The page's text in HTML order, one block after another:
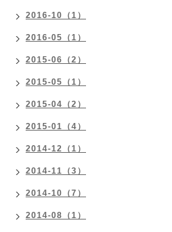
2016-10（1）
2016-05（1）
2015-06（2）
2015-05（1）
2015-04（2）
2015-01（4）
2014-12（1）
2014-11（3）
2014-10（7）
2014-08（1）